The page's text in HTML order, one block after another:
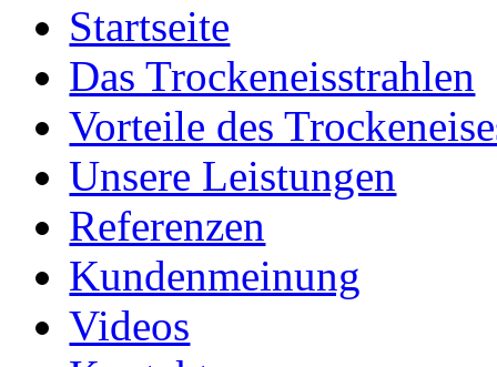
Startseite
Das Trockeneisstrahlen
Vorteile des
Unsere Leistungen
Referenzen
Kundenmeinung
Videos